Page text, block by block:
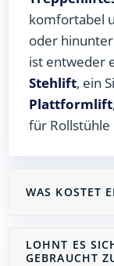
komfortabel
oder
ist entweder
Stehlift, ein
Plattformlift
für Rollstühle
WAS KOSTET
LOHNT ES
GEBRAUCHT